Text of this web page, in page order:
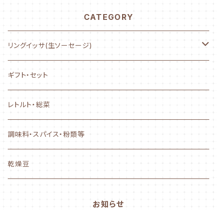
CATEGORY
リングイッサ(生ソーセージ)
NEW! AYASE CHURRASCO
ぐるぐるタイプ
フランクタイプ
かながわ綾瀬シリーズ
ギフト・セット
レトルト・総菜
調味料・スパイス・粉類等
乾燥豆
お知らせ